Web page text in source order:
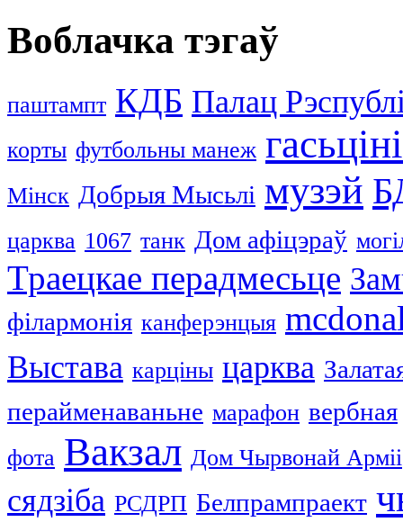
Воблачка тэгаў
паштампт КДБ Палац
корты футбольны манеж
Мінск Добрыя Мысьлі музэй
царква 1067 танк Дом афіцэраў
Траецкае перадмесьце
філармонія канферэнцыя
Выстава карціны царква
перайменаваньне марафон вербная
фота Вакзал Дом Чырвонай Арміі
сядзіба РСДРП Белпрампраект